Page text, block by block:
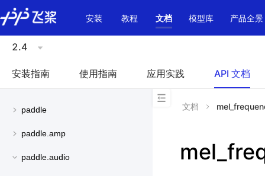
\u200E
安装
教程 文档 模型库 产品全景
2.4
安装指南 使用指南 应用实践 API 文档
paddle
paddle.amp
paddle.audio
文档